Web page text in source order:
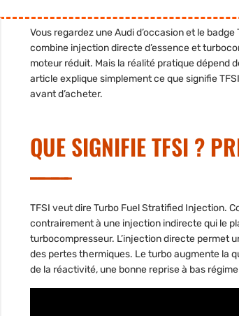
Vous regardez une Audi d’occasion et le
combine injection directe d’essence et
moteur réduit. Mais la réalité pratique dépend
article explique simplement ce que signifie
avant d’acheter.
QUE SIGNIFIE TFSI ?
TFSI veut dire Turbo Fuel Stratified Injection.
contrairement à une injection indirecte qui le
turbocompresseur. L’injection directe permet
des pertes thermiques. Le turbo augmente la
de la réactivité, une bonne reprise à bas